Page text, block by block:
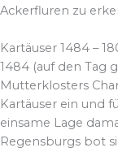
Ackerfluren zu
Kartäuser 1484 –
1484 (auf den Tag
Mutterklosters
Kartäuser ein und
einsame Lage
Regensburgs bot